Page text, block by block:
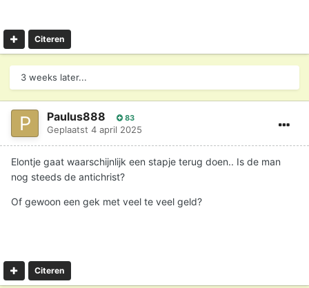
Citeren
3 weeks later...
Paulus888 83
Geplaatst 4 april 2025
Elontje gaat waarschijnlijk een stapje terug doen.. Is de man
nog steeds de antichrist?
Of gewoon een gek met veel te veel geld?
Citeren